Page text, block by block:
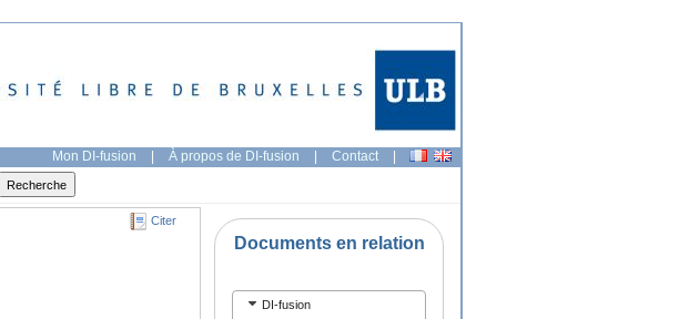
Mon DI-fusion | À propos de DI-fusion | Contact |
Citer
Documents en relation
DI-fusion